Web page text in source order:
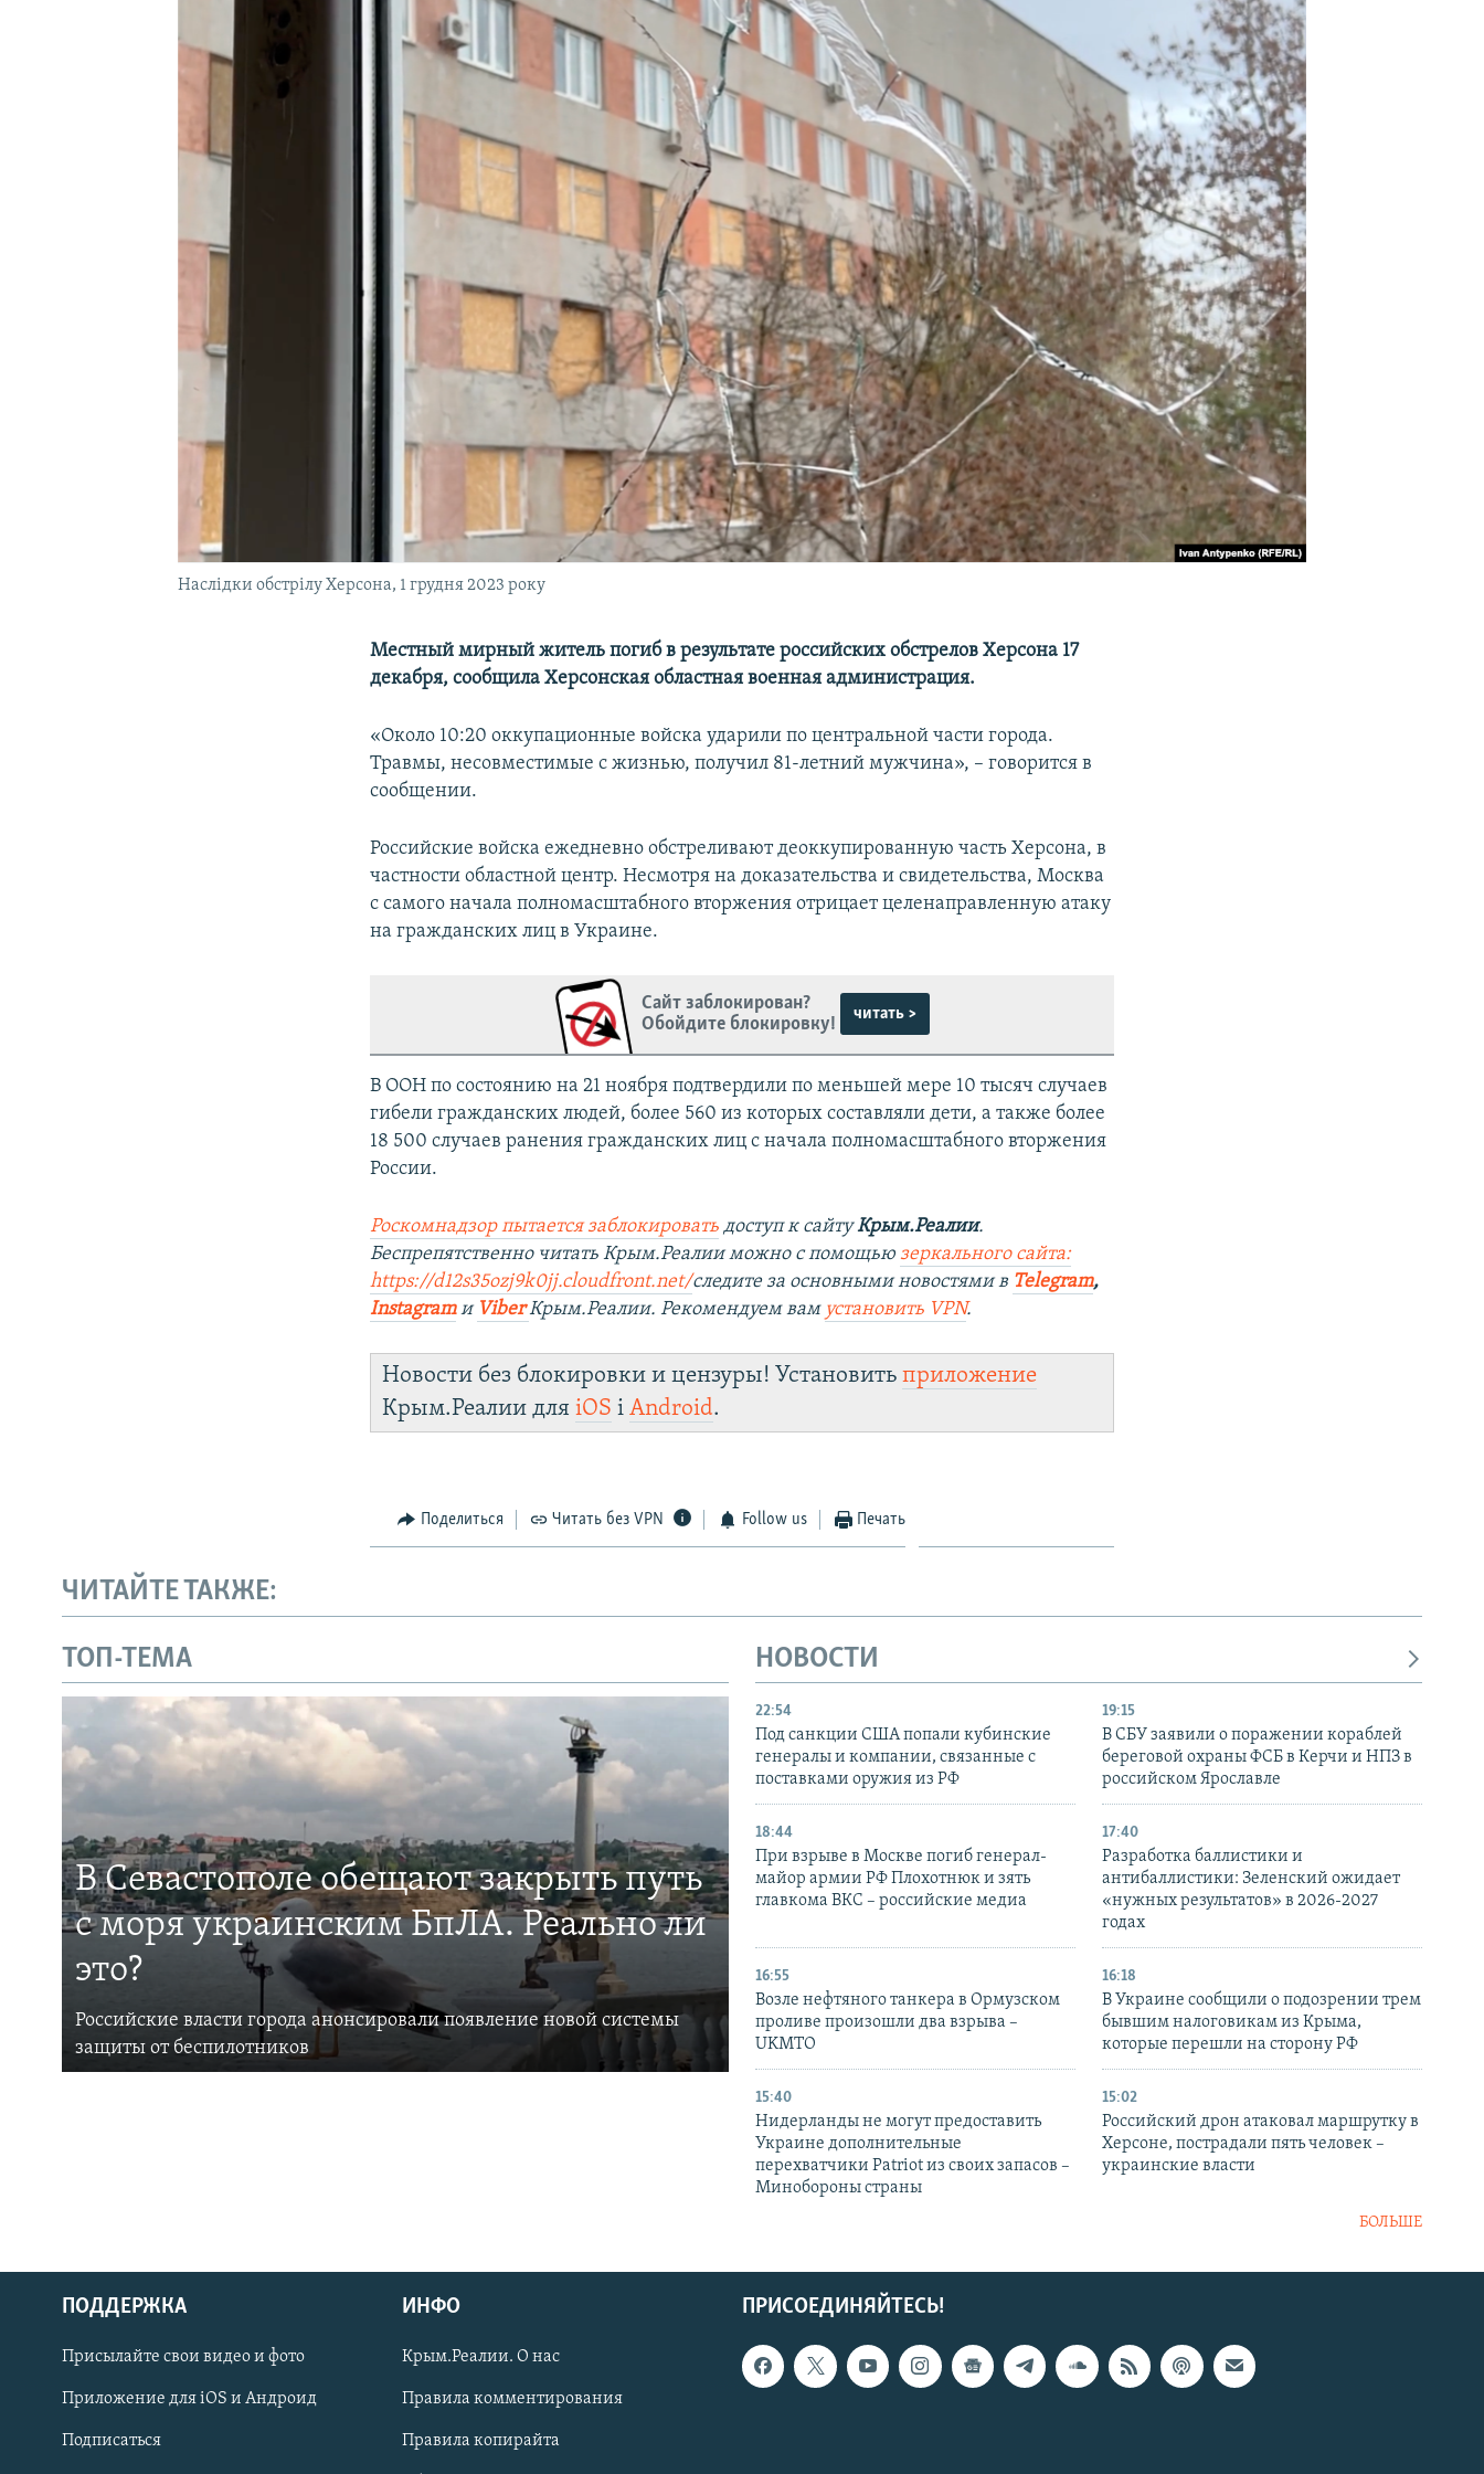
КРЫМ.НЕПОКОРЕННЫЙ
Українською
Qırımtatar
ПРИСОЕДИНЯЙТЕСЬ!
Наслідки обстрілу Херсона, 1 грудня 2023 року
Местный мирный житель погиб в результате российских обстрелов Херсона 17
декабря, сообщила Херсонская областная военная администрация.
«Около 10:20 оккупационные войска ударили по центральной части города.
Травмы, несовместимые с жизнью, получил 81-летний мужчина», – говорится в
сообщении.
Российские войска ежедневно обстреливают деоккупированную часть Херсона, в
частности областной центр. Несмотря на доказательства и свидетельства, Москва
с самого начала полномасштабного вторжения отрицает целенаправленную атаку
на гражданских лиц в Украине.
Сайт заблокирован?
Обойдите блокировку!
читать >
В ООН по состоянию на 21 ноября подтвердили по меньшей мере 10 тысяч случаев
гибели гражданских людей, более 560 из которых составляли дети, а также более
18 500 случаев ранения гражданских лиц с начала полномасштабного вторжения
России.
Роскомнадзор пытается заблокировать доступ к сайтуКрым.Реалии.
Беспрепятственно читать Крым.Реалии можно с помощьюзеркального сайта:
https://d12s35ozj9k0jj.cloudfront.net/следите за основными новостями в Telegram,
Instagram и Viber Крым.Реалии. Рекомендуем вам установить VPN.
Новости без блокировки и цензуры! Установитьприложение
Крым.Реалии дляiOS іAndroid.
Поделиться Читать без VPN Follow us Печать
ЧИТАЙТЕ ТАКЖЕ:
ТОП-ТЕМА
В Севастополе обещают закрыть путь
с моря украинским БпЛА. Реально ли
это?
Российские власти города анонсировали появление новой системы
защиты от беспилотников
НОВОСТИ
22:54
Под санкции США попали кубинские
генералы и компании, связанные с
поставками оружия из РФ
19:15
В СБУ заявили о поражении кораблей
береговой охраны ФСБ в Керчи и НПЗ в
российском Ярославле
18:44
При взрыве в Москве погиб генерал-
майор армии РФ Плохотнюк и зять
главкома ВКС – российские медиа
17:40
Разработка баллистики и
антибаллистики: Зеленский ожидает
«нужных результатов» в 2026-2027
годах
16:55
Возле нефтяного танкера в Ормузском
проливе произошли два взрыва –
UKMTO
16:18
В Украине сообщили о подозрении трем
бывшим налоговикам из Крыма,
которые перешли на сторону РФ
15:40
Нидерланды не могут предоставить
Украине дополнительные
перехватчики Patriot из своих запасов –
Минобороны страны
15:02
Российский дрон атаковал маршрутку в
Херсоне, пострадали пять человек –
украинские власти
БОЛЬШЕ
ПРИСОЕДИНЯЙТЕСЬ!
ПОДДЕРЖКА
Присылайте свои видео и фото
Приложение для iOS и Андроид
Подписаться
ИНФО
Крым.Реалии. О нас
Правила комментирования
Правила копирайта